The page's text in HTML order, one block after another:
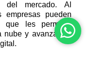
del mercado. Al
empresas pueden
que les permitan
nube y avanzar en